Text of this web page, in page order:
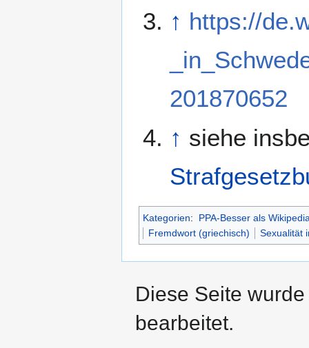
↑ https://
201870652
↑ siehe
Kategorien:
PPA-Besser als
Fremdwort (griechisch)
Sexualität
Diese Seite
bearbeitet.